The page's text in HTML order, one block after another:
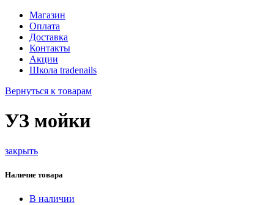
Магазин
Оплата
Доставка
Контакты
Акции
Школа tradenails
Вернуться к товарам
УЗ мойки
закрыть
Наличие товара
В наличии